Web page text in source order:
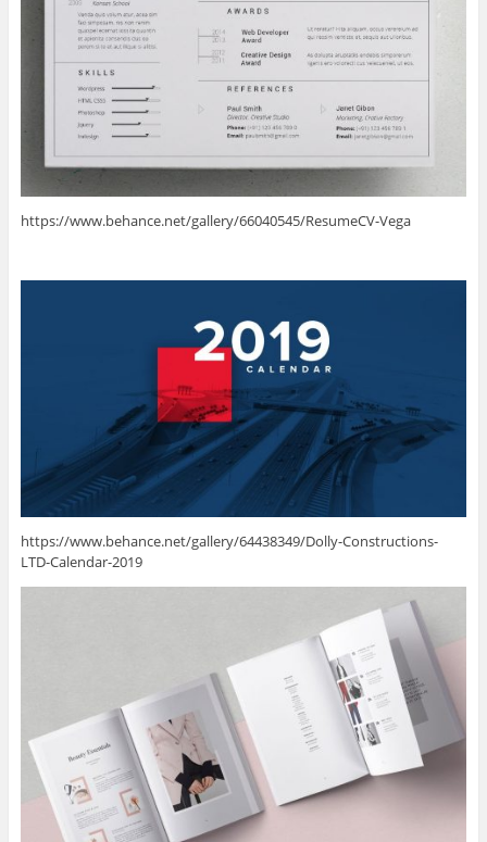
https://www.behance.net/gallery/66040545/ResumeCV-Vega
https://www.behance.net/gallery/64438349/Dolly-Constructions-
LTD-Calendar-2019